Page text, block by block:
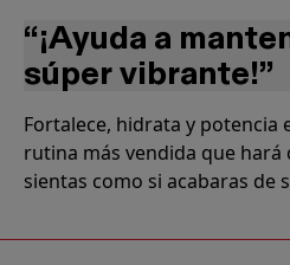
“¡Ayuda a
súper vibrante!”
Fortalece, hidrata y potencia
rutina más vendida que hará
sientas como si acabaras de